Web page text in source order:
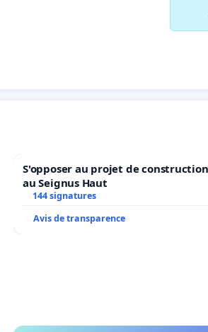
S'opposer au projet de construction
au Seignus Haut
144 signatures
Avis de transparence